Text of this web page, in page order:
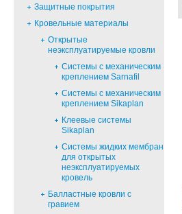
Защитные покрытия
Кровельные материалы
Открытые
неэксплуатируемые кровли
Системы с механическим
креплением Sarnafil
Системы с механическим
креплением Sikaplan
Клеевые системы
Sikaplan
Системы жидких мембран
для открытых
неэксплуатируемых
кровель
Балластные кровли с
гравием